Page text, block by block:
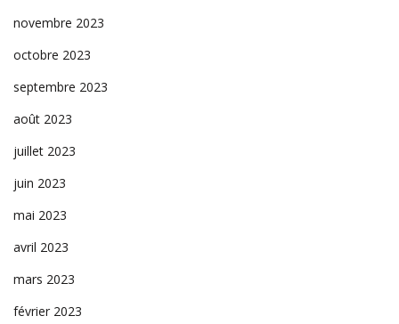
novembre 2023
octobre 2023
septembre 2023
août 2023
juillet 2023
juin 2023
mai 2023
avril 2023
mars 2023
février 2023